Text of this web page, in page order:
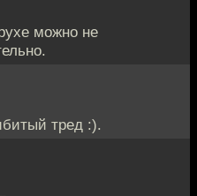
можно не
тред :).